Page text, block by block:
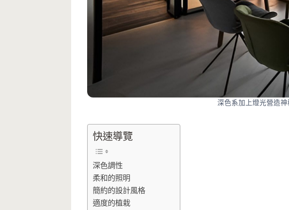
深色系加上燈光營造
快速導覽
深色調性
柔和的照明
簡約的設計風格
適度的植栽